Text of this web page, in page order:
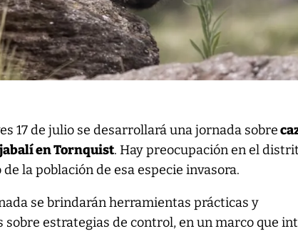
17 de julio se desarrollará una jornada sobre
en Tornquist. Hay preocupación en el
la población de esa especie invasora.
se brindarán herramientas prácticas y
estrategias de control, en un marco que